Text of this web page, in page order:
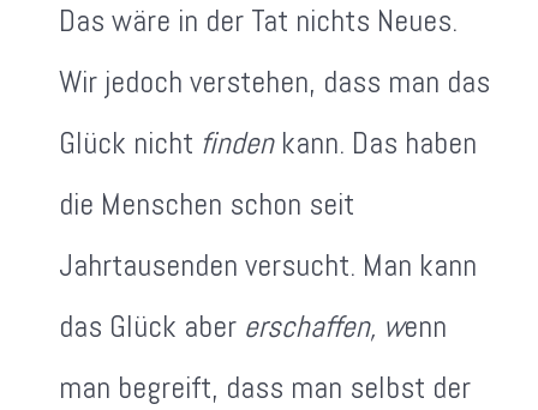
Das wäre in der Tat nichts Neues.
Wir jedoch verstehen, dass man das
Glück nicht findenkann. Das haben
die Menschen schon seit
Jahrtausenden versucht. Man kann
das Glück aber erschaffen, wenn
man begreift, dass man selbst der